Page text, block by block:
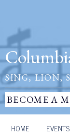
SING, LION,
BECOME A
HOME EVENTS